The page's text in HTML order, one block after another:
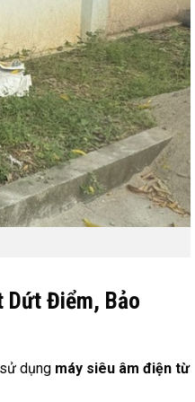
Dứt Điểm, Bảo
dụng máy siêu âm điện từ